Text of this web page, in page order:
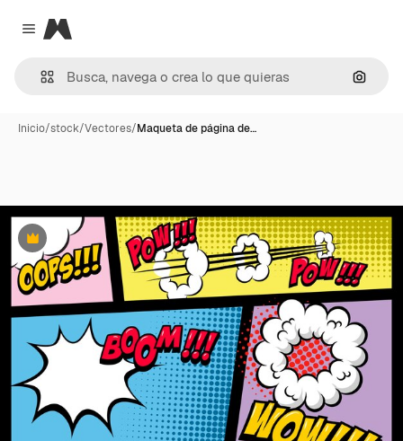
Close menu
Magnific
Inicio/stock/Vectores/Maqueta de página de…
Premium